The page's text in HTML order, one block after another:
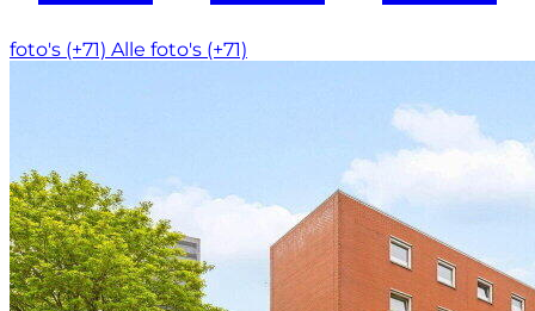
foto's (+71) Alle foto's (+71)